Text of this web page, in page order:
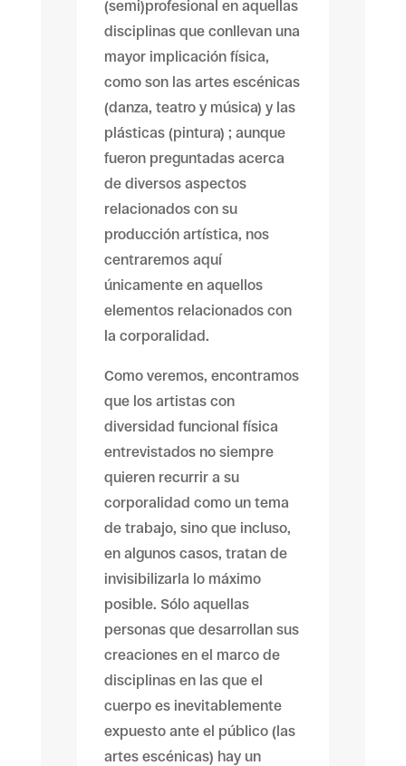
(semi)profesional en aquellas
disciplinas que conllevan una
mayor implicación física,
como son las artes escénicas
(danza, teatro y música) y las
plásticas (pintura) ; aunque
fueron preguntadas acerca
de diversos aspectos
relacionados con su
producción artística, nos
centraremos aquí
únicamente en aquellos
elementos relacionados con
la corporalidad.
Como veremos, encontramos
que los artistas con
diversidad funcional física
entrevistados no siempre
quieren recurrir a su
corporalidad como un tema
de trabajo, sino que incluso,
en algunos casos, tratan de
invisibilizarla lo máximo
posible. Sólo aquellas
personas que desarrollan sus
creaciones en el marco de
disciplinas en las que el
cuerpo es inevitablemente
expuesto ante el público (las
artes escénicas) hay un